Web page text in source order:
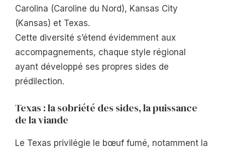
Carolina (Caroline du Nord), Kansas City
(Kansas) et Texas.
Cette diversité s’étend évidemment aux
accompagnements, chaque style régional
ayant développé ses propres sides de
prédilection.
Texas : la sobriété des sides, la puissance
de la viande
Le Texas privilégie le bœuf fumé, notamment la